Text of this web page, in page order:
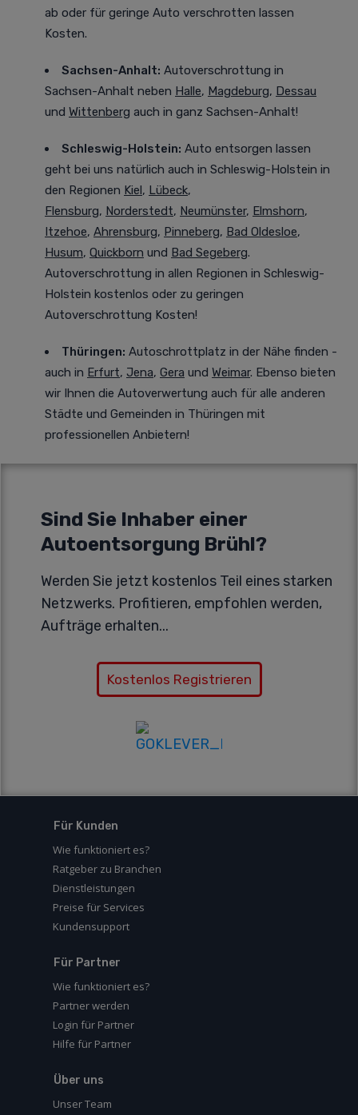
ab oder für geringe Auto verschrotten lassen
Kosten.
Sachsen-Anhalt: Autoverschrottung in
Sachsen-Anhalt neben Halle, Magdeburg, Dessau
und Wittenberg auch in ganz Sachsen-Anhalt!
Schleswig-Holstein: Auto entsorgen lassen
geht bei uns natürlich auch in Schleswig-Holstein in
den Regionen Kiel, Lübeck,
Flensburg, Norderstedt, Neumünster, Elmshorn,
Itzehoe, Ahrensburg, Pinneberg, Bad Oldesloe,
Husum, Quickborn und Bad Segeberg.
Autoverschrottung in allen Regionen in Schleswig-
Holstein kostenlos oder zu geringen
Autoverschrottung Kosten!
Thüringen: Autoschrottplatz in der Nähe finden -
auch in Erfurt, Jena, Gera und Weimar. Ebenso bieten
wir Ihnen die Autoverwertung auch für alle anderen
Städte und Gemeinden in Thüringen mit
professionellen Anbietern!
Sind Sie Inhaber einer
Autoentsorgung Brühl?
Werden Sie jetzt kostenlos Teil eines starken
Netzwerks. Profitieren, empfohlen werden,
Aufträge erhalten...
Kostenlos Registrieren
Für Kunden
Wie funktioniert es?
Ratgeber zu Branchen
Dienstleistungen
Preise für Services
Kundensupport
Für Partner
Wie funktioniert es?
Partner werden
Login für Partner
Hilfe für Partner
Über uns
Unser Team